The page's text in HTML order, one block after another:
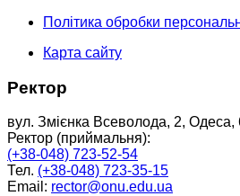
Політика обробки
Карта сайту
Ректор
вул. Змієнка Всеволода, 2, Одеса,
Ректор (приймальня):
(+38-048) 723-52-54
Тел. (+38-048) 723-35-15
Email: rector@onu.edu.ua